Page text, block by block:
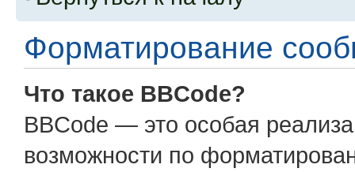
Форматирование
Что такое BBCode?
BBCode — это особая
возможности по